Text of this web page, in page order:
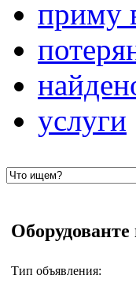
приму
услуги
Оборудованте
Тип объявления: